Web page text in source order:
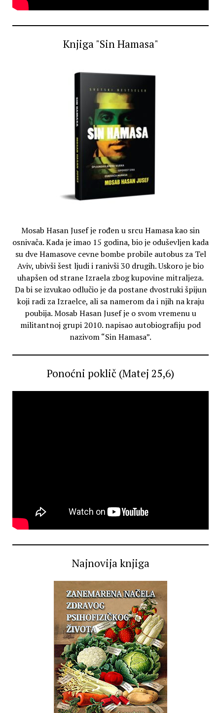
Knjiga "Sin Hamasa"
Mosab Hasan Jusef je rođen u srcu Hamasa kao sin
osnivača. Kada je imao 15 godina, bio je oduševljen kada
su dve Hamasove cevne bombe probile autobus za Tel
Aviv, ubivši šest ljudi i ranivši 30 drugih. Uskoro je bio
uhapšen od strane Izraela zbog kupovine mitraljeza.
Da bi se izvukao odlučio je da postane dvostruki špijun
koji radi za Izraelce, ali sa namerom da i njih na kraju
poubija. Mosab Hasan Jusef je o svom vremenu u
militantnoj grupi 2010. napisao autobiografiju pod
nazivom “Sin Hamasa”.
Ponoćni poklič (Matej 25,6)
Najnovija knjiga